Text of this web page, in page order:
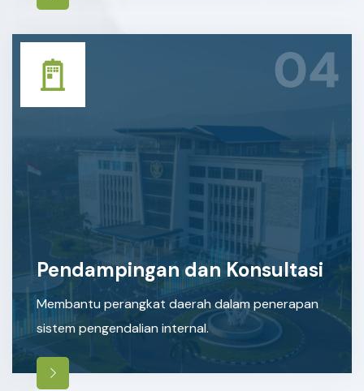
04
Pendampingan dan Konsultasi
Membantu perangkat daerah dalam penerapan
sistem pengendalian internal.